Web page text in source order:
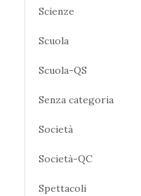
Scienze
Scuola
Scuola-QS
Senza categoria
Società
Società-QC
Spettacoli